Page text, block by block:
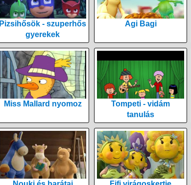
Pizsihősök - szuperhős
gyerekek
Agi Bagi
Miss Mallard nyomoz
Tompeti - vidám
tanulás